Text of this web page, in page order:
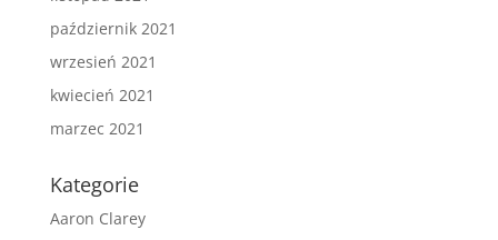
październik 2021
wrzesień 2021
kwiecień 2021
marzec 2021
Kategorie
Aaron Clarey